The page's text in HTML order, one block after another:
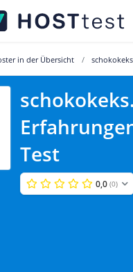
in der Übersicht
Test
0,0 (0)